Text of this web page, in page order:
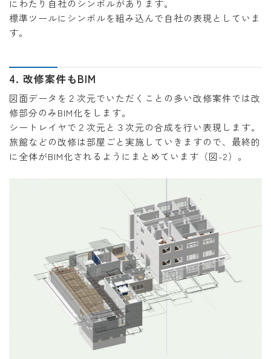
にわたり自社のシンボルがあります。
標準ツールにシンボルを組み込んで自社の表現としていま
す。
4. 改修案件もBIM
図面データを２次元でいただくことの多い改修案件では改
修部分のみBIM化をします。
シートレイヤで２次元と３次元の合成を行い表現します。
旅館などの改修は部屋ごと実施していきますので、最終的
に全体がBIM化されるようにまとめています（図-2）。